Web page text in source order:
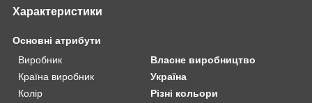
Характеристики
Основні атрибути
Виробник
Власне виробництво
Країна виробник
Україна
Колір
Різні кольори